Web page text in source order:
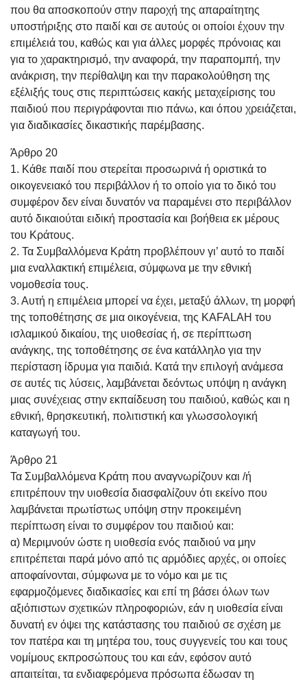
που θα αποσκοπούν στην παροχή της απαραίτητης
υποστήριξης στο παιδί και σε αυτούς οι οποίοι έχουν την
επιμέλειά του, καθώς και για άλλες μορφές πρόνοιας και
για το χαρακτηρισμό, την αναφορά, την παραπομπή, την
ανάκριση, την περίθαλψη και την παρακολούθηση της
εξέλιξής τους στις περιπτώσεις κακής μεταχείρισης του
παιδιού που περιγράφονται πιο πάνω, και όπου χρειάζεται,
για διαδικασίες δικαστικής παρέμβασης.
Άρθρο 20
1. Κάθε παιδί που στερείται προσωρινά ή οριστικά το
οικογενειακό του περιβάλλον ή το οποίο για το δικό του
συμφέρον δεν είναι δυνατόν να παραμένει στο περιβάλλον
αυτό δικαιούται ειδική προστασία και βοήθεια εκ μέρους
του Κράτους.
2. Τα Συμβαλλόμενα Κράτη προβλέπουν γι’ αυτό το παιδί
μια εναλλακτική επιμέλεια, σύμφωνα με την εθνική
νομοθεσία τους.
3. Αυτή η επιμέλεια μπορεί να έχει, μεταξύ άλλων, τη μορφή
της τοποθέτησης σε μια οικογένεια, της KAFALAH του
ισλαμικού δικαίου, της υιοθεσίας ή, σε περίπτωση
ανάγκης, της τοποθέτησης σε ένα κατάλληλο για την
περίσταση ίδρυμα για παιδιά. Κατά την επιλογή ανάμεσα
σε αυτές τις λύσεις, λαμβάνεται δεόντως υπόψη η ανάγκη
μιας συνέχειας στην εκπαίδευση του παιδιού, καθώς και η
εθνική, θρησκευτική, πολιτιστική και γλωσσολογική
καταγωγή του.
Άρθρο 21
Τα Συμβαλλόμενα Κράτη που αναγνωρίζουν και /ή
επιτρέπουν την υιοθεσία διασφαλίζουν ότι εκείνο που
λαμβάνεται πρωτίστως υπόψη στην προκειμένη
περίπτωση είναι το συμφέρον του παιδιού και:
α) Μεριμνούν ώστε η υιοθεσία ενός παιδιού να μην
επιτρέπεται παρά μόνο από τις αρμόδιες αρχές, οι οποίες
αποφαίνονται, σύμφωνα με το νόμο και με τις
εφαρμοζόμενες διαδικασίες και επί τη βάσει όλων των
αξιόπιστων σχετικών πληροφοριών, εάν η υιοθεσία είναι
δυνατή εν όψει της κατάστασης του παιδιού σε σχέση με
τον πατέρα και τη μητέρα του, τους συγγενείς του και τους
νομίμους εκπροσώπους του και εάν, εφόσον αυτό
απαιτείται, τα ενδιαφερόμενα πρόσωπα έδωσαν τη